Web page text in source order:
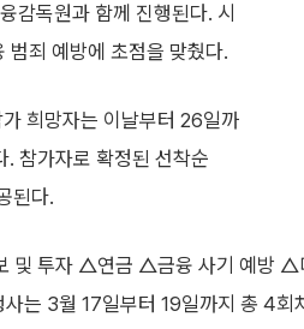
감독원과 함께 진행된다. 시
범죄 예방에 초점을 맞췄다.
희망자는 이날부터 26일까
. 참가자로 확정된 선착순
된다.
및 투자 △연금 △금융 사기 예방
는 3월 17일부터 19일까지 총 4회